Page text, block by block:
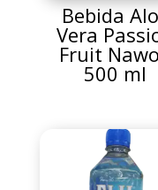
Bebida
Vera
Fruit
500 ml